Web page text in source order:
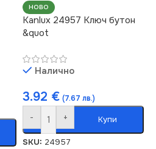
НОВО
Kanlux 24957 Ключ бутон
&quot
Налично
3.92 € (7.67 лв.)
- + Купи
SKU: 24957